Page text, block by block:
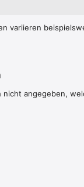
variieren
nicht angegeben,